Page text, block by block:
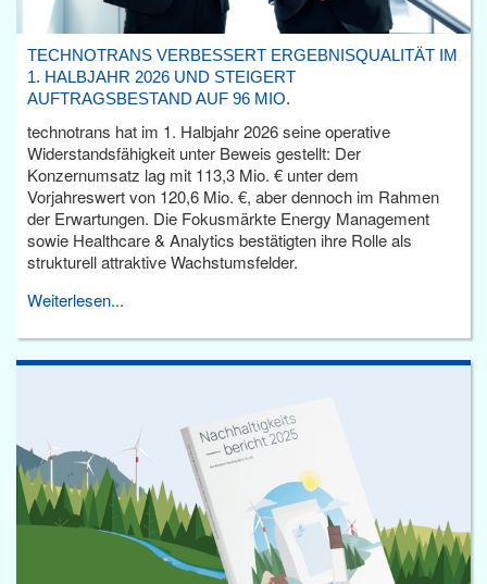
TECHNOTRANS VERBESSERT ERGEBNISQUALITÄT IM
1. HALBJAHR 2026 UND STEIGERT
AUFTRAGSBESTAND AUF 96 MIO.
technotrans hat im 1. Halbjahr 2026 seine operative
Widerstandsfähigkeit unter Beweis gestellt: Der
Konzernumsatz lag mit 113,3 Mio. € unter dem
Vorjahreswert von 120,6 Mio. €, aber dennoch im Rahmen
der Erwartungen. Die Fokusmärkte Energy Management
sowie Healthcare & Analytics bestätigten ihre Rolle als
strukturell attraktive Wachstumsfelder.
Weiterlesen...